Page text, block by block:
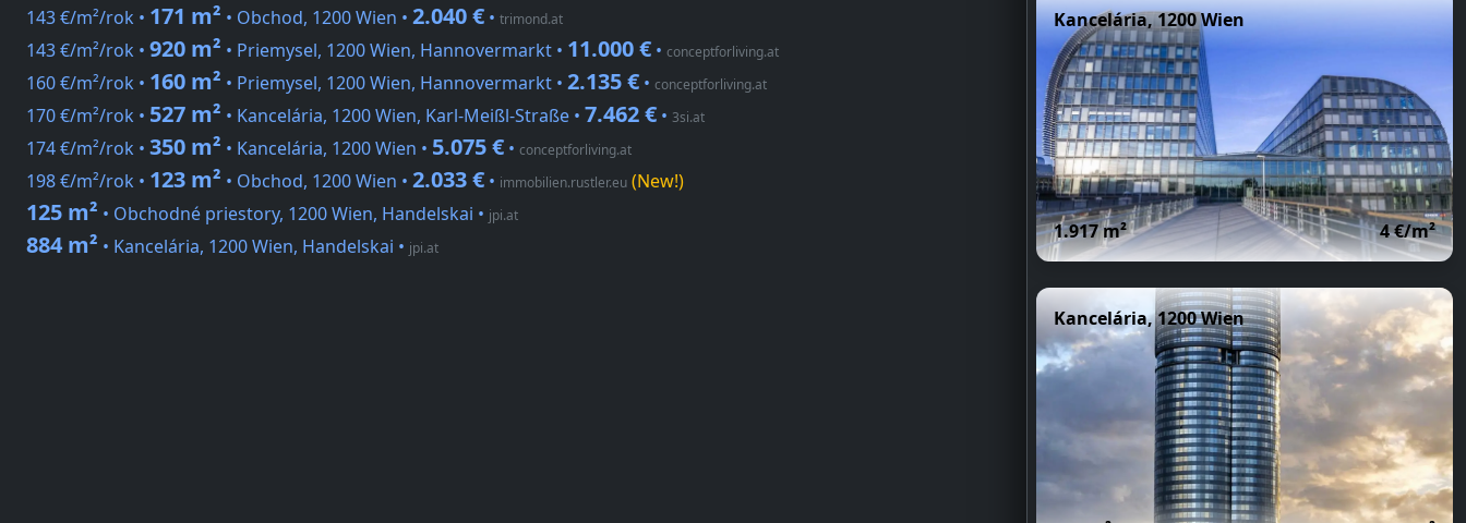
143 €/m²/rok • 171 m² • Obchod, 1200 Wien • 2.040 € • trimond.at
143 €/m²/rok • 920 m² • Priemysel, 1200 Wien, Hannovermarkt • 11.000 € • conceptforliving.at
160 €/m²/rok • 160 m² • Priemysel, 1200 Wien, Hannovermarkt • 2.135 € • conceptforliving.at
170 €/m²/rok • 527 m² • Kancelária, 1200 Wien, Karl-Meißl-Straße • 7.462 € • 3si.at
174 €/m²/rok • 350 m² • Kancelária, 1200 Wien • 5.075 € • conceptforliving.at
198 €/m²/rok • 123 m² • Obchod, 1200 Wien • 2.033 € • immobilien.rustler.eu (New!)
125 m² • Obchodné priestory, 1200 Wien, Handelskai • jpi.at
884 m² • Kancelária, 1200 Wien, Handelskai • jpi.at